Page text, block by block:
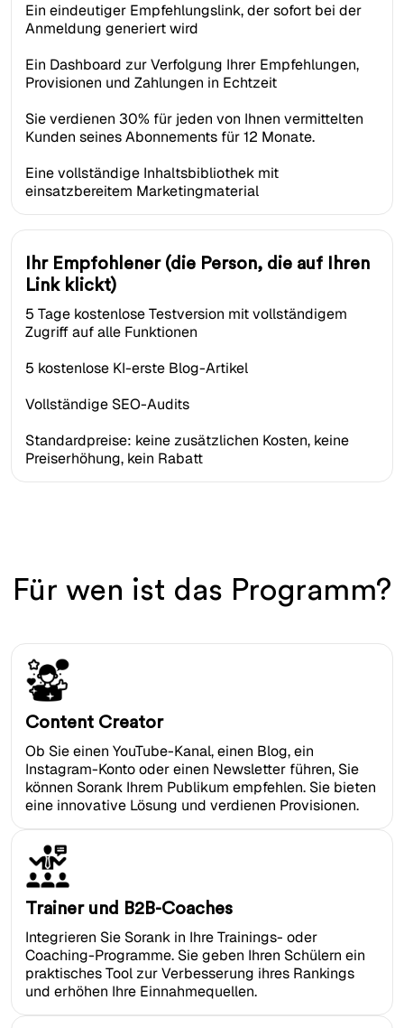
Ein eindeutiger Empfehlungslink, der sofort bei der
Anmeldung generiert wird
Ein Dashboard zur Verfolgung Ihrer Empfehlungen,
Provisionen und Zahlungen in Echtzeit
Sie verdienen 30% für jeden von Ihnen vermittelten
Kunden seines Abonnements für 12 Monate.
Eine vollständige Inhaltsbibliothek mit
einsatzbereitem Marketingmaterial
Ihr Empfohlener (die Person, die auf Ihren
Link klickt)
5 Tage kostenlose Testversion mit vollständigem
Zugriff auf alle Funktionen
5 kostenlose KI-erste Blog-Artikel
Vollständige SEO-Audits
Standardpreise: keine zusätzlichen Kosten, keine
Preiserhöhung, kein Rabatt
Für wen ist das Programm?
Content Creator
Ob Sie einen YouTube-Kanal, einen Blog, ein
Instagram-Konto oder einen Newsletter führen, Sie
können Sorank Ihrem Publikum empfehlen. Sie bieten
eine innovative Lösung und verdienen Provisionen.
Trainer und B2B-Coaches
Integrieren Sie Sorank in Ihre Trainings- oder
Coaching-Programme. Sie geben Ihren Schülern ein
praktisches Tool zur Verbesserung ihres Rankings
und erhöhen Ihre Einnahmequellen.